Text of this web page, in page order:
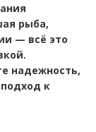
рыба,
— всё это
надежность,
к